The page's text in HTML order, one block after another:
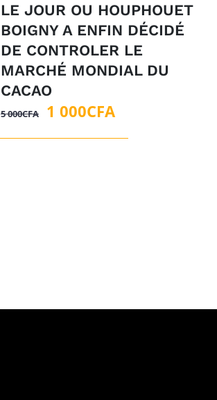
LE JOUR OU HOUPHOUET
BOIGNY A ENFIN DÉCIDÉ
DE CONTROLER LE
MARCHÉ MONDIAL DU
CACAO
5 000CFA
Le
1 000CFALe